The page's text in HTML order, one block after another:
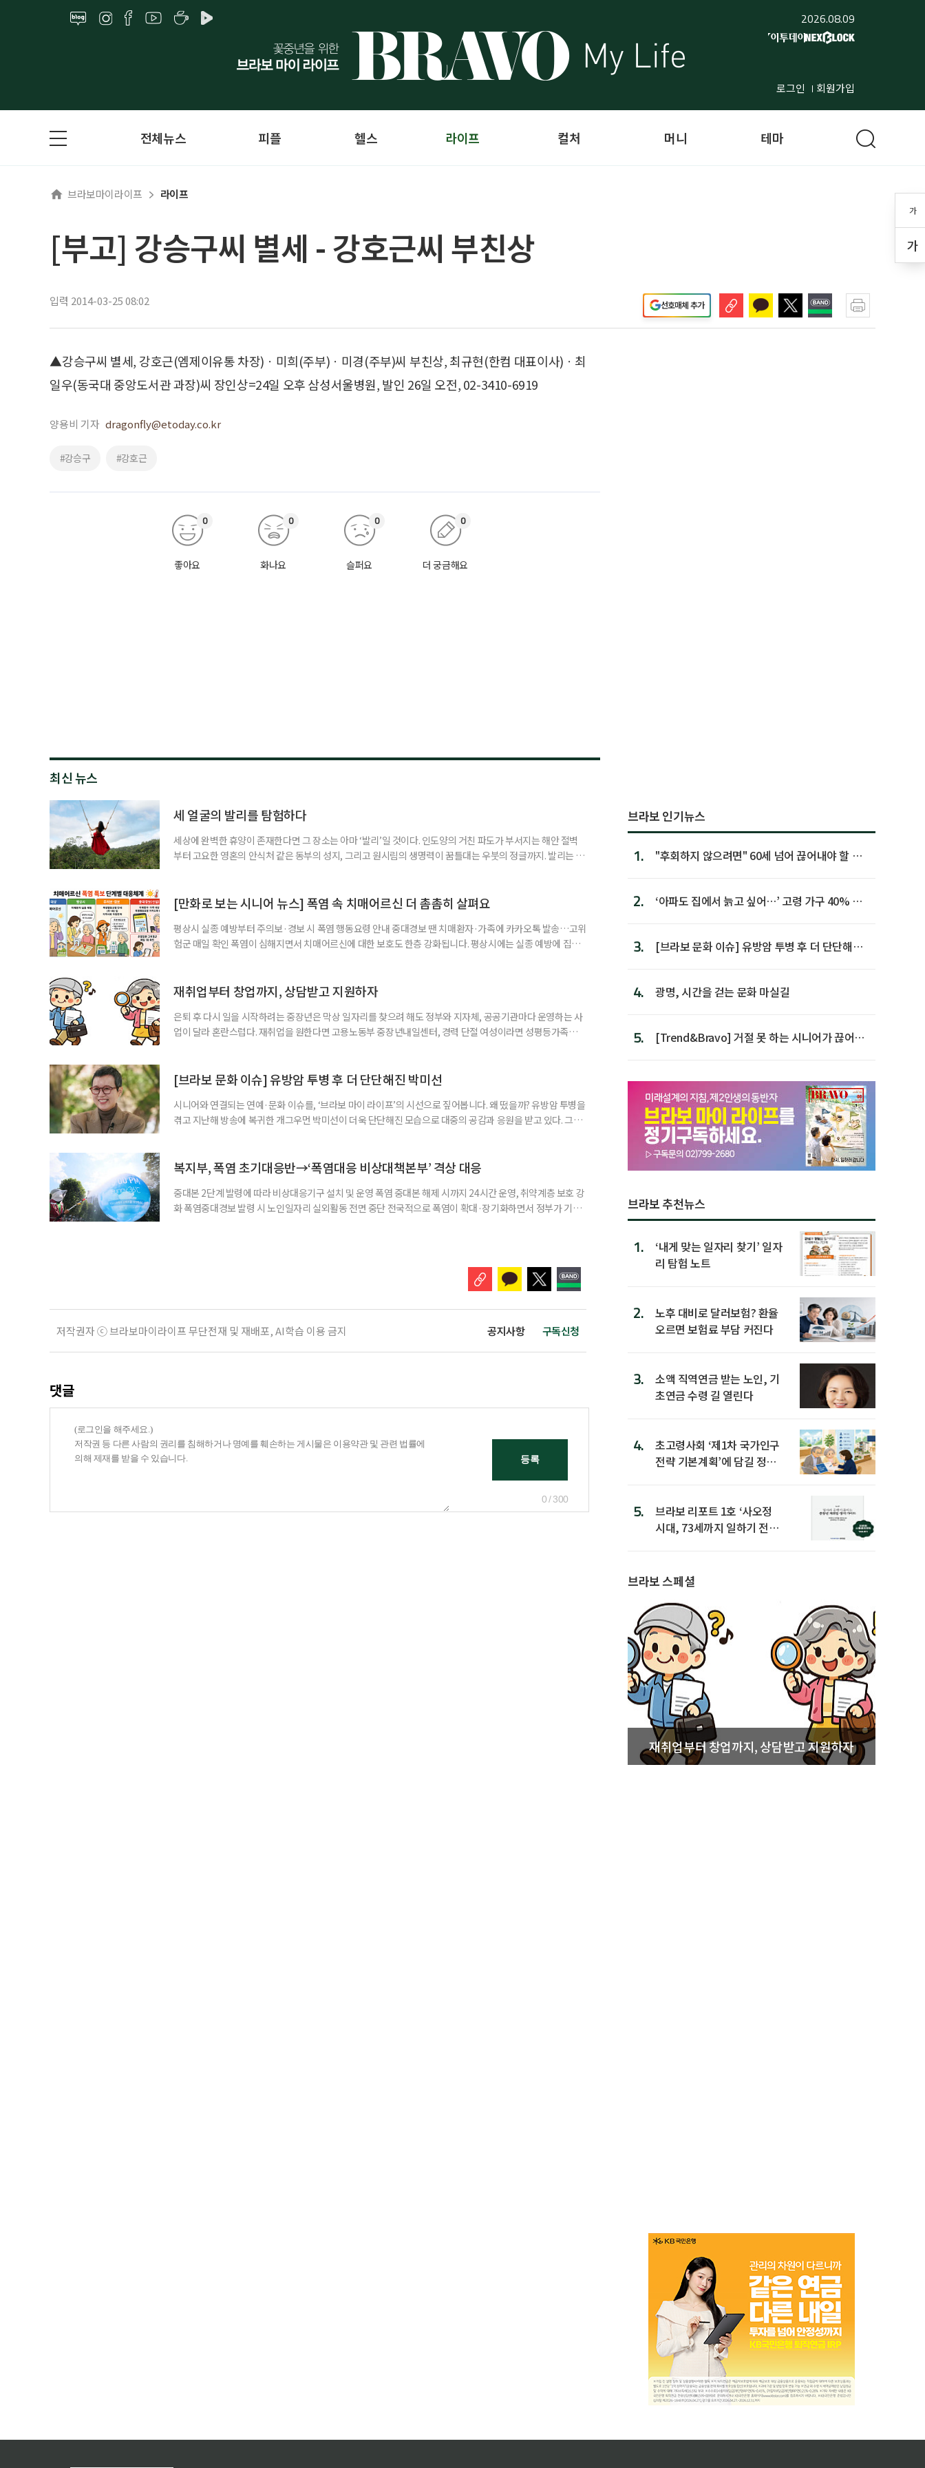
2026.08.09
로그인 회원가입
가
가
전체뉴스 피플 헬스 라이프 컬처 머니 테마
브라보마이라이프 라이프
[부고] 강승구씨 별세 - 강호근씨 부친상
입력 2014-03-25 08:02 선호매체 추가
▲강승구씨 별세, 강호근(엠제이유통 차장)ㆍ미희(주부)ㆍ미경(주부)씨 부친상, 최규현(한컴 대표이사)ㆍ최
일우(동국대 중앙도서관 과장)씨 장인상=24일 오후 삼성서울병원, 발인 26일 오전, 02-3410-6919
양용비 기자 dragonfly@etoday.co.kr
#강승구 #강호근
좋아요
0
화나요
0
슬퍼요
0
더 궁금해요
0
최신 뉴스
세 얼굴의 발리를 탐험하다
세상에 완벽한 휴양이 존재한다면 그 장소는 아마 ‘발리’일 것이다. 인도양의 거친 파도가 부서지는 해안 절벽
부터 고요한 영혼의 안식처 같은 동부의 성지, 그리고 원시림의 생명력이 꿈틀대는 우붓의 정글까지. 발리는 머
순한 휴양을 넘어 오감이 깨어나는 특별한 여정을 원한다면, 미지의 매력으로 가득 찬 발리의 세 가지 얼굴
[만화로 보는 시니어 뉴스] 폭염 속 치매어르신 더 촘촘히 살펴요
평상시 실종 예방부터 주의보·경보 시 폭염 행동요령 안내 중대경보 땐 치매환자·가족에 카카오톡 발송…고위
험군 매일 확인 폭염이 심해지면서 치매어르신에 대한 보호도 한층 강화됩니다. 평상시에는 실종 예방에 집중
매어르신은 인지기능 저하로 폭염 상황을 제대로 인식하거나 스스로 적절하게 대처하는 데 어려움을 겪을 수
재취업부터 창업까지, 상담받고 지원하자
은퇴 후 다시 일을 시작하려는 중장년은 막상 일자리를 찾으려 해도 정부와 지자체, 공공기관마다 운영하는 사
업이 달라 혼란스럽다. 재취업을 원한다면 고용노동부 중장년내일센터, 경력 단절 여성이라면 성평등가족부
준비부터 구직 수당까지 고용노동부 국민취업지원제도 구직활동이 쉽지 않은 사람을 위한 제도다. 개인별 취
업 지원 계획을 세
[브라보 문화 이슈] 유방암 투병 후 더 단단해진 박미선
시니어와 연결되는 연예·문화 이슈를, ‘브라보 마이 라이프’의 시선으로 짚어봅니다. 왜 떴을까? 유방암 투병을
겪고 지난해 방송에 복귀한 개그우먼 박미선이 더욱 단단해진 모습으로 대중의 공감과 응원을 받고 있다. 그러
까. 오랜 방송 생활 뒤 전해진 투병 소식 박미선은 재치 있는 말솜씨와 공감 능력으로
복지부, 폭염 초기대응반→‘폭염대응 비상대책본부’ 격상 대응
중대본 2단계 발령에 따라 비상대응기구 설치 및 운영 폭염 중대본 해제 시까지 24시간 운영, 취약계층 보호 강
화 폭염중대경보 발령 시 노인일자리 실외활동 전면 중단 전국적으로 폭염이 확대·장기화하면서 정부가 기존
저작권자 ⓒ 브라보마이라이프 무단전재 및 재배포, AI학습 이용 금지 공지사항 구독신청
댓글
0 / 300
브라보 인기뉴스
1.
"후회하지 않으려면" 60세 넘어 끊어내야 할 사
2.
‘아파도 집에서 늙고 싶어…’ 고령 가구 40% 노
3.
[브라보 문화 이슈] 유방암 투병 후 더 단단해진
4. 광명, 시간을 걷는 문화 마실길
5.
[Trend&Bravo] 거절 못 하는 시니어가 끊어야
브라보 추천뉴스
1.
‘내게 맞는 일자리 찾기’ 일자
리 탐험 노트
2.
노후 대비로 달러보험? 환율
오르면 보험료 부담 커진다
3.
소액 직역연금 받는 노인, 기
초연금 수령 길 열린다
4.
초고령사회 ‘제1차 국가인구
전략 기본계획’에 담길 정책
5.
브라보 리포트 1호 ‘사오정
시대, 73세까지 일하기 전략’
브라보 스페셜
재취업부터 창업까지, 상담받고 지원하자